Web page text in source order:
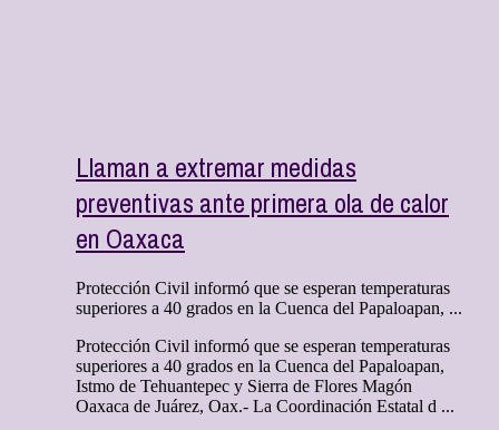
Llaman a extremar medidas
preventivas ante primera ola de calor
en Oaxaca
Protección Civil informó que se esperan temperaturas
superiores a 40 grados en la Cuenca del Papaloapan, ...
Protección Civil informó que se esperan temperaturas
superiores a 40 grados en la Cuenca del Papaloapan,
Istmo de Tehuantepec y Sierra de Flores Magón
Oaxaca de Juárez, Oax.- La Coordinación Estatal d ...